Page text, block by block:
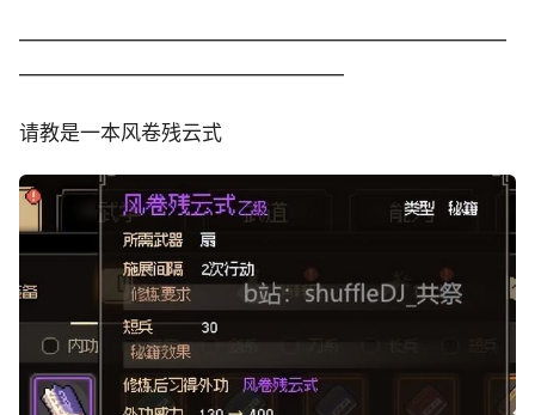
————————————————————————
————————————————
请教是一本风卷残云式